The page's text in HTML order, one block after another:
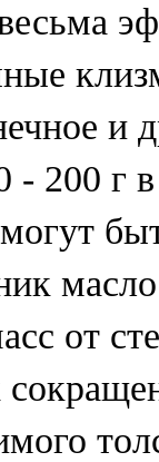
и
- 200 г
от